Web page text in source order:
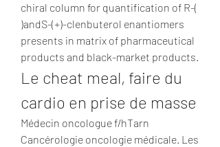
chiral column for quantification of R-(
)andS-(+)-clenbuterol enantiomers
presents in matrix of pharmaceutical
Le cheat meal, faire du
cardio en prise de masse
Médecin oncologue f/hTarn
Cancérologie oncologie médicale. Les